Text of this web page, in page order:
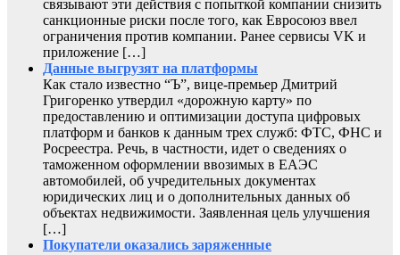
связывают эти действия с попыткой компании снизить
санкционные риски после того, как Евросоюз ввел
ограничения против компании. Ранее сервисы VK и
приложение […]
Данные выгрузят на платформы
Как стало известно “Ъ”, вице-премьер Дмитрий
Григоренко утвердил «дорожную карту» по
предоставлению и оптимизации доступа цифровых
платформ и банков к данным трех служб: ФТС, ФНС и
Росреестра. Речь, в частности, идет о сведениях о
таможенном оформлении ввозимых в ЕАЭС
автомобилей, об учредительных документах
юридических лиц и о дополнительных данных об
объектах недвижимости. Заявленная цель улучшения
[…]
Покупатели оказались заряженные